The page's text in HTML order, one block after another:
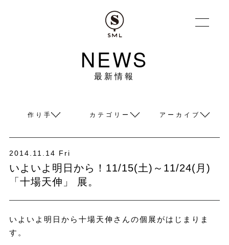
NEWS
最新情報
作り手 カテゴリー アーカイブ
2014.11.14 Fri
いよいよ明日から！11/15(土)～11/24(月)
「十場天伸」 展。
いよいよ明日から十場天伸さんの個展がはじまりま
す。